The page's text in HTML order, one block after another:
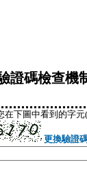
證碼檢查機
在下圖中看到的字
更換驗證